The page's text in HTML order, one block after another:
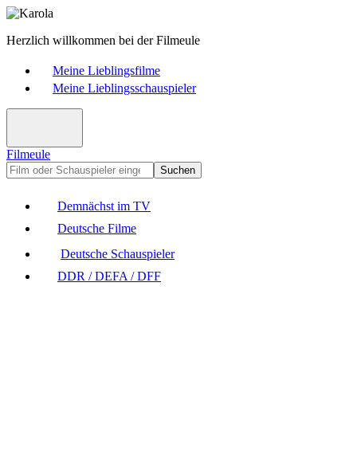
Herzlich willkommen bei der Filmeule
Meine Lieblingsfilme
Meine Lieblingsschauspieler
Filmeule
Suchen
Demnächst im TV
Deutsche Filme
Deutsche Schauspieler
DDR / DEFA / DFF